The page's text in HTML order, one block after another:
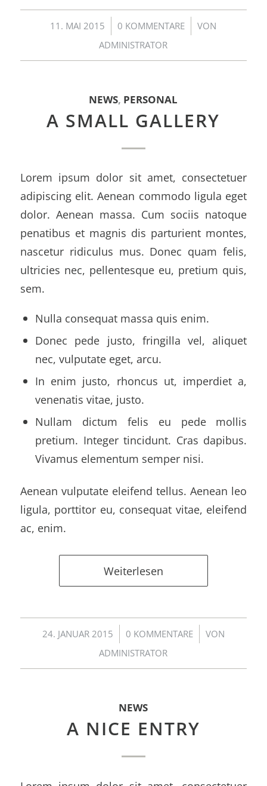
11. MAI 2015
/ 0 KOMMENTARE
/
VON
ADMINISTRATOR
NEWS, PERSONAL
A SMALL GALLERY
Lorem ipsum dolor sit amet, consectetuer
adipiscing elit. Aenean commodo ligula eget
dolor. Aenean massa. Cum sociis natoque
penatibus et magnis dis parturient montes,
nascetur ridiculus mus. Donec quam felis,
ultricies nec, pellentesque eu, pretium quis,
sem.
Nulla consequat massa quis enim.
Donec pede justo, fringilla vel, aliquet
nec, vulputate eget, arcu.
In enim justo, rhoncus ut, imperdiet a,
venenatis vitae, justo.
Nullam dictum felis eu pede mollis
pretium. Integer tincidunt. Cras dapibus.
Vivamus elementum semper nisi.
Aenean vulputate eleifend tellus. Aenean leo
ligula, porttitor eu, consequat vitae, eleifend
ac, enim.
Weiterlesen
24. JANUAR 2015
/ 0 KOMMENTARE
/
VON
ADMINISTRATOR
NEWS
A NICE ENTRY